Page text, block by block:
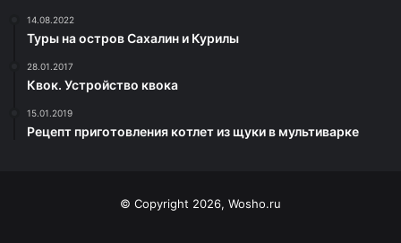
14.08.2022
Туры на остров Сахалин и Курилы
28.01.2017
Квок. Устройство квока
15.01.2019
Рецепт приготовления котлет из щуки в мультиварке
© Copyright 2026, Wosho.ru